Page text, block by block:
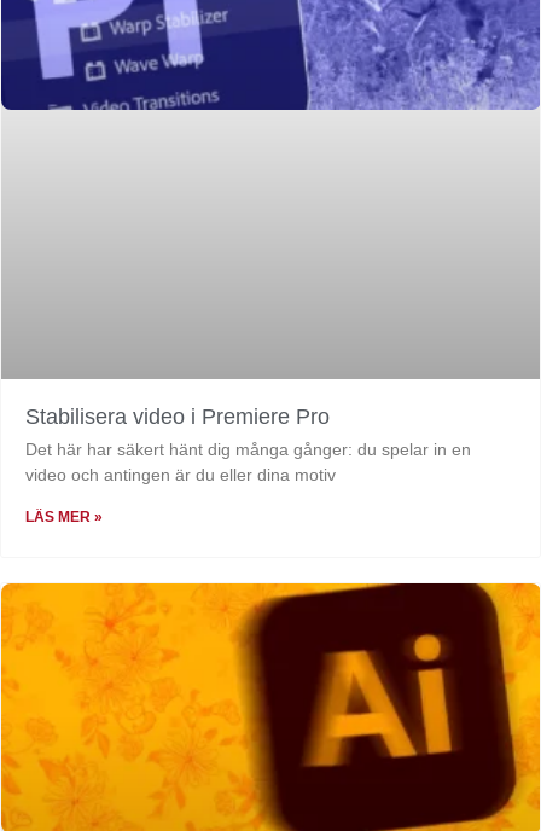
Stabilisera video i Premiere Pro
Det här har säkert hänt dig många gånger: du spelar in en
video och antingen är du eller dina motiv
LÄS MER »